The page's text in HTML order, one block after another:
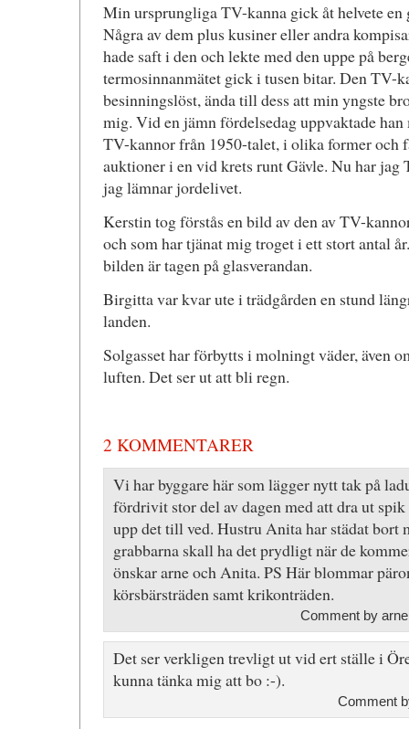
Min ursprungliga TV-kanna gick åt helvete en
Några av dem plus kusiner eller andra
hade saft i den och lekte med den uppe på
termosinnanmätet gick i tusen bitar. Den TV-
besinningslöst, ända till dess att min yngste
mig. Vid en jämn fördelsedag uppvaktade
TV-kannor från 1950-talet, i olika former och
auktioner i en vid krets runt Gävle. Nu har
jag lämnar jordelivet.
Kerstin tog förstås en bild av den av TV-
och som har tjänat mig troget i ett stort antal
bilden är tagen på glasverandan.
Birgitta var kvar ute i trädgården en stund
landen.
Solgasset har förbytts i molningt väder, även
luften. Det ser ut att bli regn.
2 KOMMENTARER
Vi har byggare här som lägger nytt tak på
fördrivit stor del av dagen med att dra ut
upp det till ved. Hustru Anita har städat bort
grabbarna skall ha det prydligt när de
önskar arne och Anita. PS Här blommar
körsbärsträden samt krikonträden.
Comment by
Det ser verkligen trevligt ut vid ert ställe i
kunna tänka mig att bo :-).
Comment